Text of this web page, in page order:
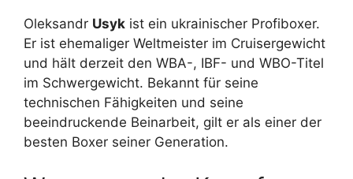
Oleksandr Usyk ist ein ukrainischer Profiboxer.
Er ist ehemaliger Weltmeister im Cruisergewicht
und hält derzeit den WBA-, IBF- und WBO-Titel
im Schwergewicht. Bekannt für seine
technischen Fähigkeiten und seine
beeindruckende Beinarbeit, gilt er als einer der
besten Boxer seiner Generation.